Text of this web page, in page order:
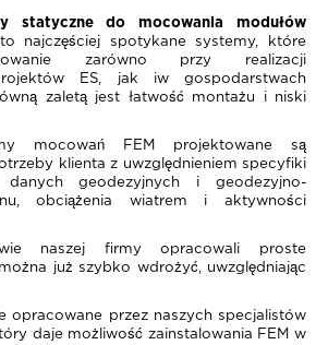
statyczne do mocowania modułów
najczęściej spotykane systemy, które
zarówno przy realizacji
ES, jak iw gospodarstwach
zaletą jest łatwość montażu i niski
mocowań FEM projektowane są
klienta z uwzględnieniem specyfiki
danych geodezyjnych i geodezyjno-
obciążenia wiatrem i aktywności
naszej firmy opracowali proste
już szybko wdrożyć, uwzględniając
opracowane przez naszych specjalistów
daje możliwość zainstalowania FEM w